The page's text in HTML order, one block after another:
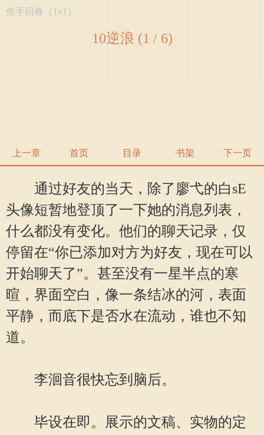
俗手回春（1v1）
10逆浪 (1 / 6)
上一章 首页 目录 书架 下一页
通过好友的当天，除了廖弋的白sE
头像短暂地登顶了一下她的消息列表，
什么都没有变化。他们的聊天记录，仅
停留在“你已添加对方为好友，现在可以
开始聊天了”。甚至没有一星半点的寒
暄，界面空白，像一条结冰的河，表面
平静，而底下是否水在流动，谁也不知
道。
李洄音很快忘到脑后。
毕设在即。展示的文稿、实物的定